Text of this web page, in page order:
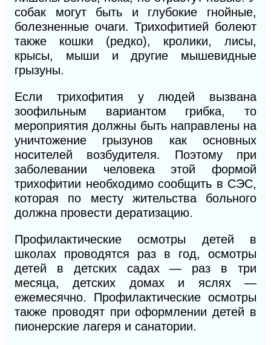
собак могут быть и глубокие гнойные,
болезненные очаги. Трихофитией болеют
также кошки (редко), кролики, лисы,
крысы, мыши и другие мышевидные
грызуны.
Если трихофития у людей вызвана
зоофильным вариантом грибка, то
мероприятия должны быть направлены на
уничтожение грызунов как основных
носителей возбудителя. Поэтому при
заболевании человека этой формой
трихофитии необходимо сообщить в СЭС,
которая по месту жительства больного
должна провести дератизацию.
Профилактические осмотры детей в
школах проводятся раз в год, осмотры
детей в детских садах — раз в три
месяца, детских домах и яслях —
ежемесячно. Профилактические осмотры
также проводят при оформлении детей в
пионерские лагеря и санатории.